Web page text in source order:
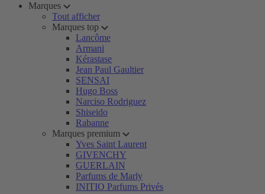
Marques
Tout afficher
Marques top
Lancôme
Armani
Kérastase
Jean Paul Gaultier
SENSAI
Hugo Boss
Narciso Rodriguez
Shiseido
Rabanne
Marques premium
Yves Saint Laurent
GIVENCHY
GUERLAIN
Parfums de Marly
INITIO Parfums Privés